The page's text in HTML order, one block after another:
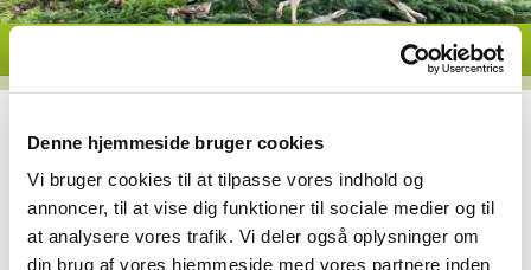
Denne hjemmeside bruger cookies
Vi bruger cookies til at tilpasse vores indhold og
annoncer, til at vise dig funktioner til sociale medier og til
at analysere vores trafik. Vi deler også oplysninger om
din brug af vores hjemmeside med vores partnere inden